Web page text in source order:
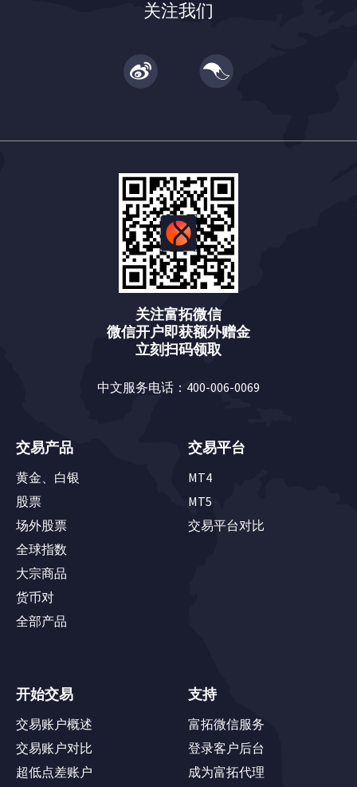
关注我们
关注富拓微信
微信开户即获额外赠金
立刻扫码领取
中文服务电话：400-006-0069
交易产品
黄金、白银
股票
场外股票
全球指数
大宗商品
货币对
全部产品
交易平台
MT4
MT5
交易平台对比
开始交易
交易账户概述
交易账户对比
超低点差账户
支持
富拓微信服务
登录客户后台
成为富拓代理